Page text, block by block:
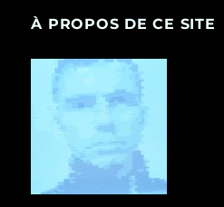
À PROPOS DE CE SITE